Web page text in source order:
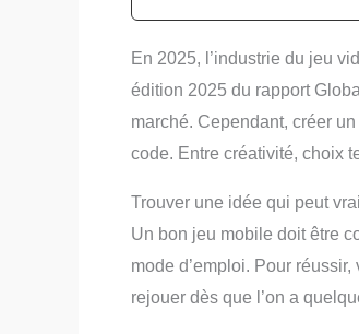
En 2025, l’industrie du jeu
édition 2025 du rapport
marché. Cependant, créer
code. Entre créativité, choix
Trouver une idée qui peut
Un bon jeu mobile doit être
mode d’emploi. Pour réussir,
rejouer dès que l’on a